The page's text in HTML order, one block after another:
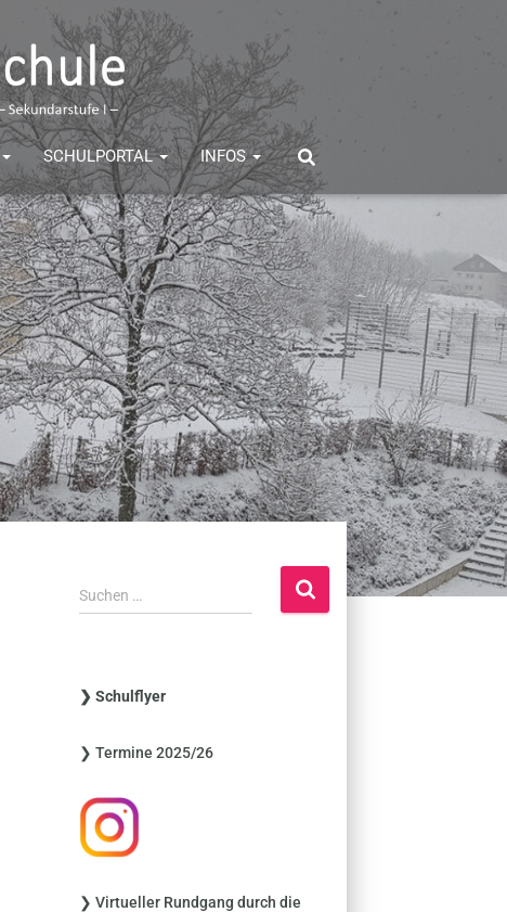
SCHULPORTAL INFOS
S
u
n
a
h
:
Suchen …
❯ Schulflyer
❯ Termine 2025/26
❯ Virtueller Rundgang durch die